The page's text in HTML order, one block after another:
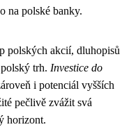
na polské banky.
polských akcií, dluhopisů
trh. Investice do
i potenciál vyšších
pečlivě zvážit svá
horizont.